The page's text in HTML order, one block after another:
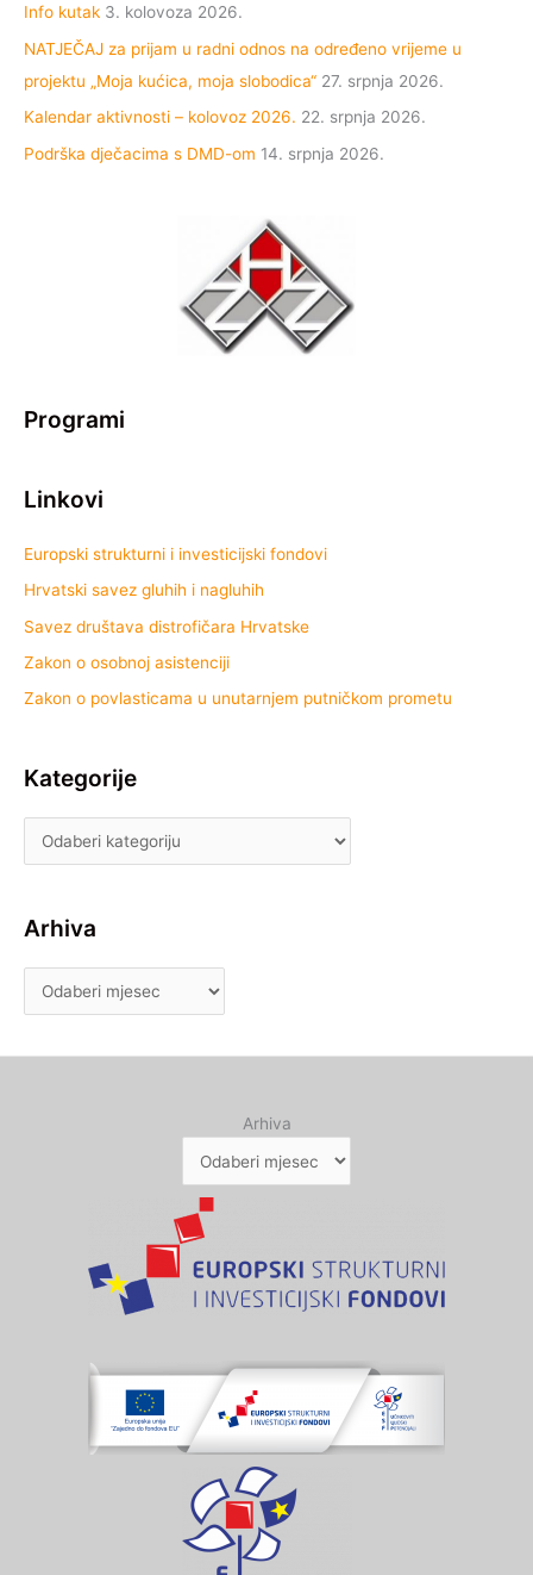
Info kutak 3. kolovoza 2026.
NATJEČAJ za prijam u radni odnos na određeno vrijeme u
projektu „Moja kućica, moja slobodica“ 27. srpnja 2026.
Kalendar aktivnosti – kolovoz 2026. 22. srpnja 2026.
Podrška dječacima s DMD-om 14. srpnja 2026.
Programi
Linkovi
Europski strukturni i investicijski fondovi
Hrvatski savez gluhih i nagluhih
Savez društava distrofičara Hrvatske
Zakon o osobnoj asistenciji
Zakon o povlasticama u unutarnjem putničkom prometu
Kategorije
Arhiva
Arhiva